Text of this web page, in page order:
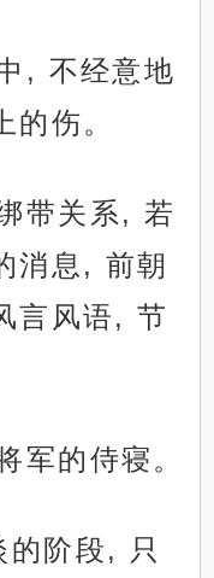
, 不经意地
伤。
带关系, 若
消息, 前朝
言风语, 节
军的侍寝。
的阶段, 只